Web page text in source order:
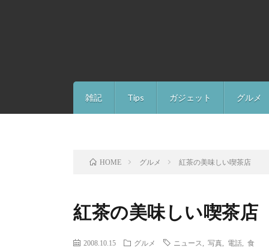
雑記 Tips ガジェット グルメ
HOME グルメ 紅茶の美味しい喫茶店
紅茶の美味しい喫茶店
2008.10.15 グルメ ニュース 写真 電話 食